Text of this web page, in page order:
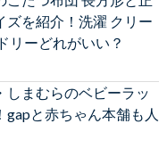
ズを紹介！洗濯 クリー
リーどれがいい？
しまむらのベビーラッ
gapと赤ちゃん本舗も人